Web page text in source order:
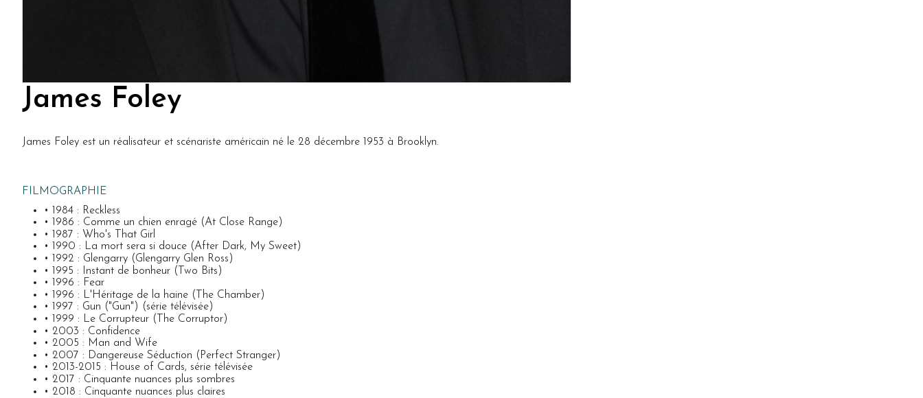
James Foley
James Foley est un réalisateur et scénariste américain né le 28 décembre 1953 à Brooklyn.
FILMOGRAPHIE
• 1984 : Reckless
• 1986 : Comme un chien enragé (At Close Range)
• 1987 : Who's That Girl
• 1990 : La mort sera si douce (After Dark, My Sweet)
• 1992 : Glengarry (Glengarry Glen Ross)
• 1995 : Instant de bonheur (Two Bits)
• 1996 : Fear
• 1996 : L'Héritage de la haine (The Chamber)
• 1997 : Gun ("Gun") (série télévisée)
• 1999 : Le Corrupteur (The Corruptor)
• 2003 : Confidence
• 2005 : Man and Wife
• 2007 : Dangereuse Séduction (Perfect Stranger)
• 2013-2015 : House of Cards, série télévisée
• 2017 : Cinquante nuances plus sombres
• 2018 : Cinquante nuances plus claires